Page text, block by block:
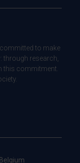
committed to make
through research,
this commitment.